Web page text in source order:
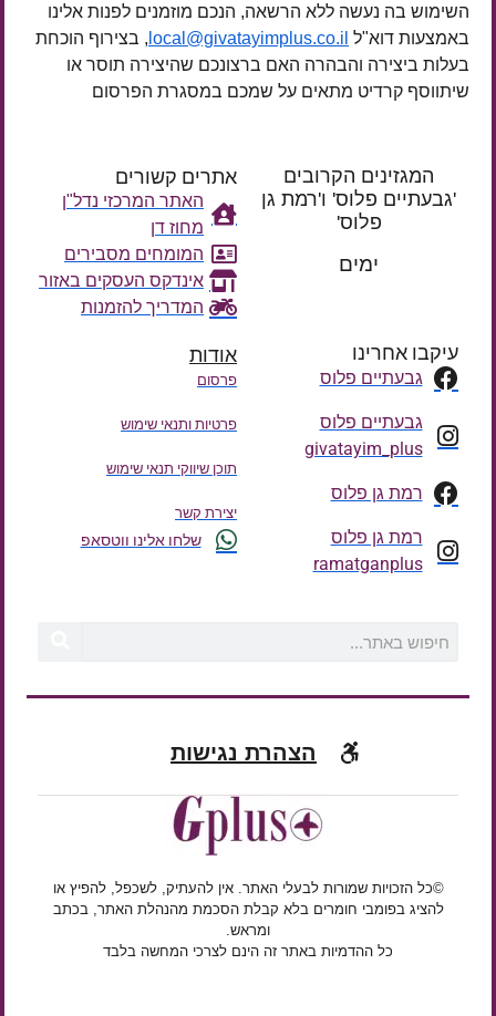
השימוש בה נעשה ללא הרשאה, הנכם מוזמנים לפנות אלינו
באמצעות דוא"ל local@givatayimplus.co.il , בצירוף הוכחת
בעלות ביצירה והבהרה האם ברצונכם שהיצירה תוסר או
שיתווסף קרדיט מתאים על שמכם במסגרת הפרסום
המגזינים הקרובים
'גבעתיים פלוס' ו'רמת גן
פלוס'
ימים
אתרים קשורים
האתר המרכזי נדל"ן
מחוז דן
המומחים מסבירים
אינדקס העסקים באזור
המדריך להזמנות
עיקבו אחרינו
גבעתיים פלוס
גבעתיים פלוס
givatayim_plus
רמת גן פלוס
רמת גן פלוס
ramatganplus
אודות
פרסום
פרטיות ותנאי שימוש
תוכן שיווקי תנאי שימוש
יצירת קשר
שלחו אלינו ווטסאפ
הצהרת נגישות
©כל הזכויות שמורות לבעלי האתר. אין להעתיק, לשכפל, להפיץ או
להציג בפומבי חומרים בלא קבלת הסכמת מהנהלת האתר, בכתב
ומראש.
כל ההדמיות באתר זה הינם לצרכי המחשה בלבד